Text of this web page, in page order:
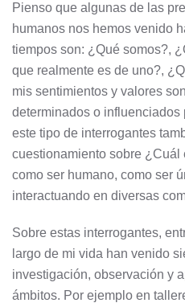
Pienso que algunas de las
humanos nos hemos venido
tiempos son: ¿Qué somos?,
que realmente es de uno?,
mis sentimientos y valores
determinados o influenciados
este tipo de interrogantes
cuestionamiento sobre ¿Cuál
como ser humano, como ser
interactuando en diversas
Sobre estas interrogantes,
largo de mi vida han venido
investigación, observación y
ámbitos. Por ejemplo en